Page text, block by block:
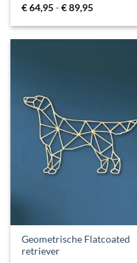
Gewaardeerd
€64,95-€89,95Prijsklasse:
tot
Geometrische Flatcoated
retriever